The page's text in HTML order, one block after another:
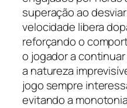
superação ao
velocidade libera
reforçando o
o jogador a
a natureza
jogo sempre
evitando a